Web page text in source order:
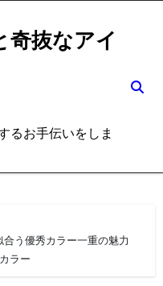
奇抜なアイ
るお手伝いをしま
う優秀カラー一重の魅力
ラー